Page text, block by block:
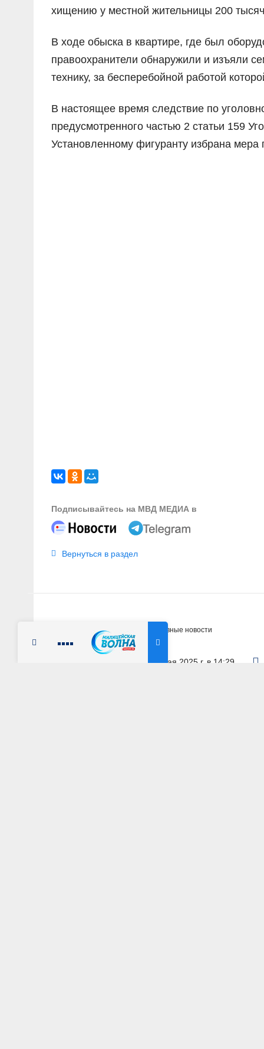
хищению у местной жительницы 200
В ходе обыска в квартире, где был
правоохранители обнаружили и изъяли
технику, за бесперебойной работой
В настоящее время следствие по
предусмотренного частью 2 статьи 159
Установленному фигуранту избрана
Подписывайтесь на МВД МЕДИА в
Вернуться в раздел
Новости Оперативные новости
7 мая 2025 г. в 14:29
Радио Милицейская волна